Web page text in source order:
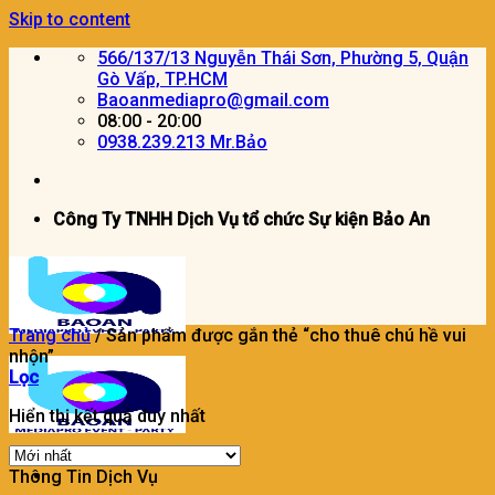
Skip to content
566/137/13 Nguyễn Thái Sơn, Phường 5, Quận
Gò Vấp, TP.HCM
Baoanmediapro@gmail.com
08:00 - 20:00
0938.239.213 Mr.Bảo
Công Ty TNHH Dịch Vụ tổ chức Sự kiện Bảo An
Trang chủ /Sản phẩm được gắn thẻ “cho thuê chú hề vui
nhộn”
Lọc
Hiển thị kết quả duy nhất
Thông Tin Dịch Vụ